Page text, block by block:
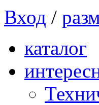
Вход /
каталог